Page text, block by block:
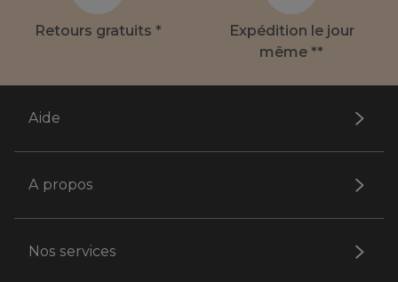
Retours gratuits *
Expédition le jour
même **
Aide
A propos
Nos services